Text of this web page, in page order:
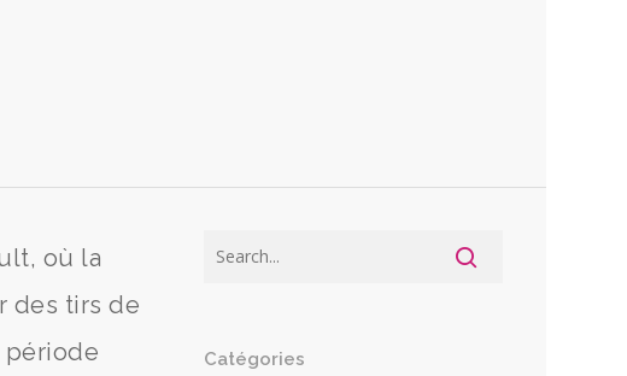
où la
des tirs de
Catégories